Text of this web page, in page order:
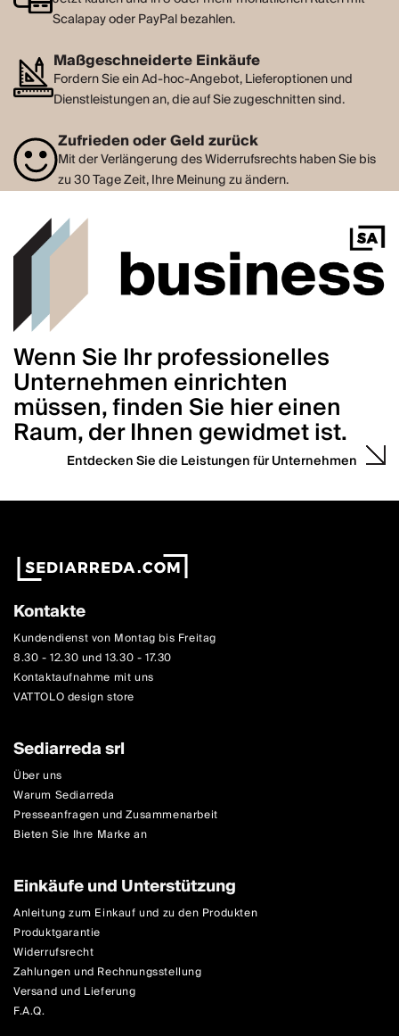
Scalapay oder PayPal bezahlen.
Maßgeschneiderte Einkäufe
Fordern Sie ein Ad-hoc-Angebot, Lieferoptionen und
Dienstleistungen an, die auf Sie zugeschnitten sind.
Zufrieden oder Geld zurück
Mit der Verlängerung des Widerrufsrechts haben Sie bis
zu 30 Tage Zeit, Ihre Meinung zu ändern.
Wenn Sie Ihr professionelles
Unternehmen einrichten
müssen, finden Sie hier einen
Raum, der Ihnen gewidmet ist.
Entdecken Sie die Leistungen für Unternehmen
Kontakte
Kundendienst von Montag bis Freitag
8.30 - 12.30 und 13.30 - 17.30
Kontaktaufnahme mit uns
VATTOLO design store
Sediarreda srl
Über uns
Warum Sediarreda
Presseanfragen und Zusammenarbeit
Bieten Sie Ihre Marke an
Einkäufe und Unterstützung
Anleitung zum Einkauf und zu den Produkten
Produktgarantie
Widerrufsrecht
Zahlungen und Rechnungsstellung
Versand und Lieferung
F.A.Q.